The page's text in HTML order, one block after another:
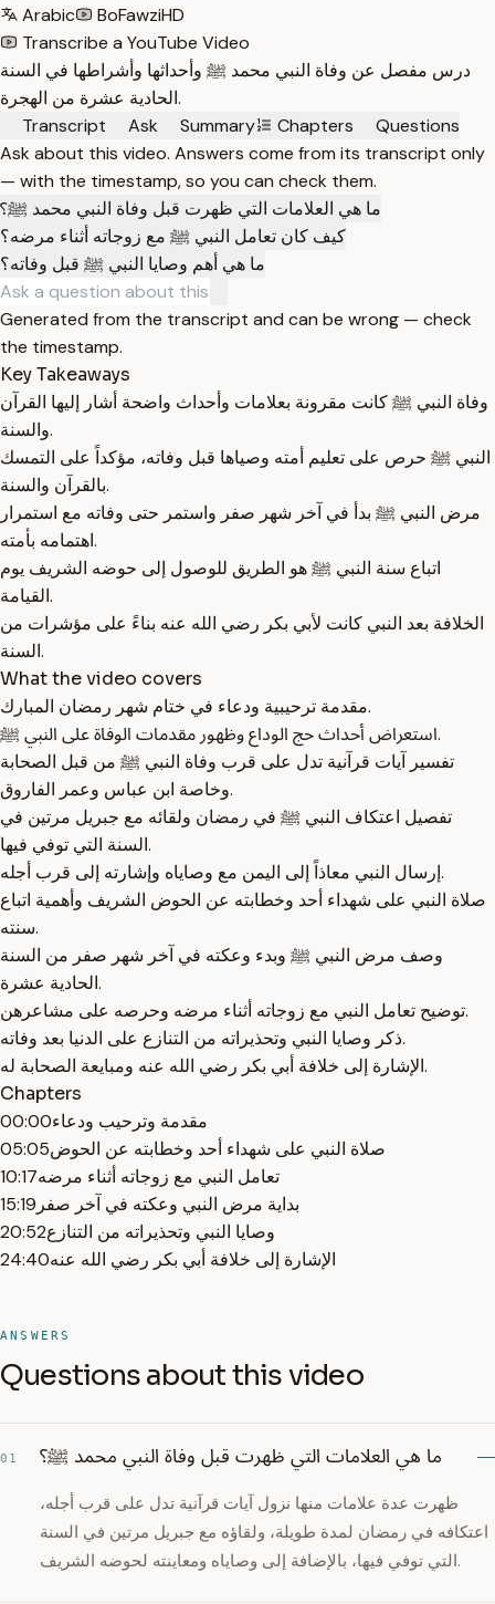
Arabic
BoFawziHD
Transcribe a YouTube Video
درس مفصل عن وفاة النبي محمد ﷺ وأحداثها وأشراطها في السنة
الحادية عشرة من الهجرة.
Transcript
Ask Summary Chapters
Questions
Ask about this video. Answers come from its transcript only
— with the timestamp, so you can check them.
ما هي العلامات التي ظهرت قبل وفاة النبي محمد ﷺ؟
كيف كان تعامل النبي ﷺ مع زوجاته أثناء مرضه؟
ما هي أهم وصايا النبي ﷺ قبل وفاته؟
Generated from the transcript and can be wrong — check
the timestamp.
Key Takeaways
وفاة النبي ﷺ كانت مقرونة بعلامات وأحداث واضحة أشار إليها القرآن
والسنة.
النبي ﷺ حرص على تعليم أمته وصياها قبل وفاته، مؤكداً على التمسك
بالقرآن والسنة.
مرض النبي ﷺ بدأ في آخر شهر صفر واستمر حتى وفاته مع استمرار
اهتمامه بأمته.
اتباع سنة النبي ﷺ هو الطريق للوصول إلى حوضه الشريف يوم
القيامة.
الخلافة بعد النبي كانت لأبي بكر رضي الله عنه بناءً على مؤشرات من
السنة.
What the video covers
مقدمة ترحيبية ودعاء في ختام شهر رمضان المبارك.
استعراض أحداث حج الوداع وظهور مقدمات الوفاة على النبي ﷺ.
تفسير آيات قرآنية تدل على قرب وفاة النبي ﷺ من قبل الصحابة
وخاصة ابن عباس وعمر الفاروق.
تفصيل اعتكاف النبي ﷺ في رمضان ولقائه مع جبريل مرتين في
السنة التي توفي فيها.
إرسال النبي معاذاً إلى اليمن مع وصاياه وإشارته إلى قرب أجله.
صلاة النبي على شهداء أحد وخطابته عن الحوض الشريف وأهمية اتباع
سنته.
وصف مرض النبي ﷺ وبدء وعكته في آخر شهر صفر من السنة
الحادية عشرة.
توضيح تعامل النبي مع زوجاته أثناء مرضه وحرصه على مشاعرهن.
ذكر وصايا النبي وتحذيراته من التنازع على الدنيا بعد وفاته.
الإشارة إلى خلافة أبي بكر رضي الله عنه ومبايعة الصحابة له.
Chapters
00:00مقدمة وترحيب ودعاء
05:05صلاة النبي على شهداء أحد وخطابته عن الحوض
10:17تعامل النبي مع زوجاته أثناء مرضه
15:19 بداية مرض النبي وعكته في آخر صفر
20:52وصايا النبي وتحذيراته من التنازع
24:40الإشارة إلى خلافة أبي بكر رضي الله عنه
ANSWERS
Questions about this video
01 ما هي العلامات التي ظهرت قبل وفاة النبي محمد ﷺ؟
ظهرت عدة علامات منها نزول آيات قرآنية تدل على قرب أجله،
اعتكافه في رمضان لمدة طويلة، ولقاؤه مع جبريل مرتين في السنة
التي توفي فيها، بالإضافة إلى وصاياه ومعاينته لحوضه الشريف.